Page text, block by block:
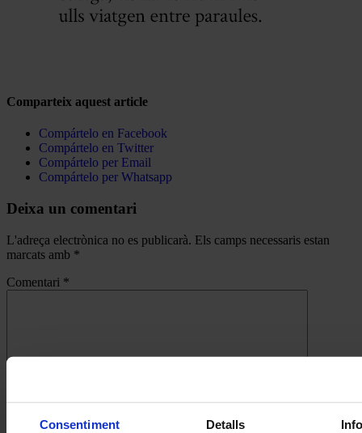
Consentiment Detalls
Comparteix aquest article
Compártelo en Facebook
Compártelo en Twitter
Compártelo per Email
Compártelo per Whatsapp
Deixa un comentari
L'adreça electrònica no es publicarà. Els camps necessaris estan
marcats amb *
Comentari *